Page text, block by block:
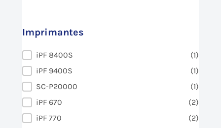
Imprimantes
Imprimantes
iPF 8400S
(1)
iPF 9400S
(1)
SC-P20000
(1)
iPF 670
(2)
iPF 770
(2)